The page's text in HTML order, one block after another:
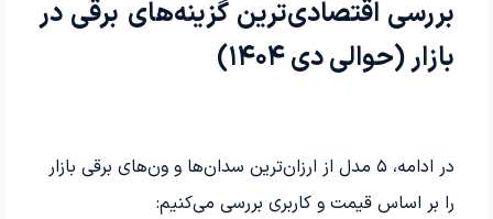
بررسی اقتصادی‌ترین گزینه‌های برقی در
بازار (حوالی دی۱۴۰۴)
در ادامه، ۵مدل از ارزان‌ترین سدان‌ها و ون‌های برقی بازار
را بر اساس قیمت و کاربری بررسی می‌کنیم: